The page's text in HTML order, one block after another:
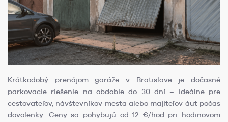
Krátkodobý prenájom garáže v Bratislave je dočasné
parkovacie riešenie na obdobie do 30 dní – ideálne pre
cestovateľov, návštevníkov mesta alebo majiteľov áut počas
dovolenky. Ceny sa pohybujú od 12 €/hod pri hodinovom